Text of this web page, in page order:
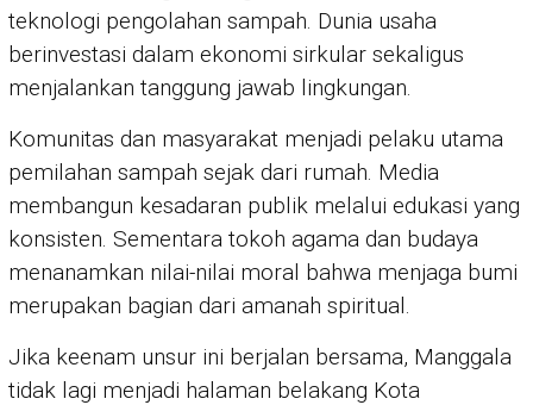
teknologi pengolahan sampah. Dunia usaha
berinvestasi dalam ekonomi sirkular sekaligus
menjalankan tanggung jawab lingkungan.
Komunitas dan masyarakat menjadi pelaku utama
pemilahan sampah sejak dari rumah. Media
membangun kesadaran publik melalui edukasi yang
konsisten. Sementara tokoh agama dan budaya
menanamkan nilai-nilai moral bahwa menjaga bumi
merupakan bagian dari amanah spiritual.
Jika keenam unsur ini berjalan bersama, Manggala
tidak lagi menjadi halaman belakang Kota